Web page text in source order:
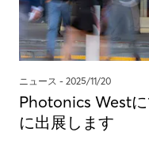
ニュース - 2025/11/20
Photonics West
に出展します